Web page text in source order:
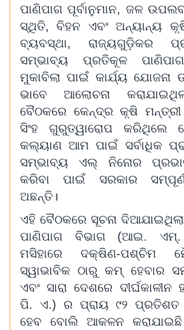
ପାଣିପାଗ ପୂର୍ବାନୁମାନ, ଜଳ
ସ୍ଥିତି, ବିହନ ଏବଂ ଅନ୍ୟାନ୍ୟ
ବ୍ୟବସ୍ଥା, ରାଜ୍ୟଗୁଡ଼ିକର
ସମ୍ଭାବ୍ୟ ପ୍ରତିକୂଳ
ମୁକାବିଲା ପାଇଁ କାର୍ଯ୍ୟ
ଭାବେ ଆଲୋଚନା
ବୈଠକରେ କେନ୍ଦ୍ର କୃଷି ମନ୍ତ୍ରୀ
ସିଂହ ଗୁରୁତ୍ୱାରୋପ କରିଥିଲେ
କଲ୍ୟାଣ ଆମ ପାଇଁ ସର୍ବାଧିକ
ସମ୍ଭାବ୍ୟ ଏଲ୍ ନିନୋର
କରିବା ପାଇଁ ସରକାର
ଅଛନ୍ତି।
ଏହି ବୈଠକରେ ସୂଚନା
ପାଣିପାଗ ବିଭାଗ (ଆଇ.
ମସିହାରେ ଦକ୍ଷିଣ-ପଶ୍ଚିମ
ସ୍ୱାଭାବିକ ଠାରୁ କମ୍ ହେବାର
ଏବଂ ସାରା ଦେଶରେ ଦୀର୍ଘକାଳୀନ
ପି. ଏ.) ର ପ୍ରାୟ ୯୨ ପ୍ରତିଶତ
ହେବ ବୋଲି ଆକଳନ